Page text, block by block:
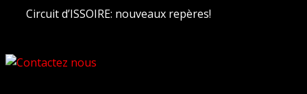
Circuit d’ISSOIRE: nouveaux repères!